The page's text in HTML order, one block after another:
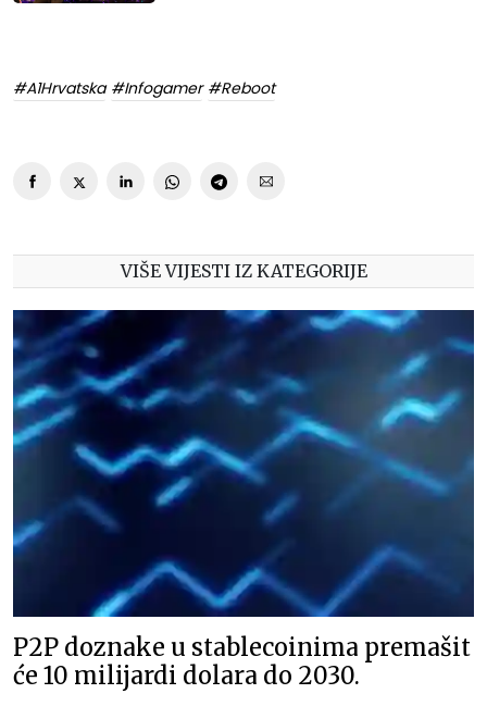
#A1Hrvatska #Infogamer #Reboot
VIŠE VIJESTI IZ KATEGORIJE
P2P doznake u stablecoinima premašit
će 10 milijardi dolara do 2030.